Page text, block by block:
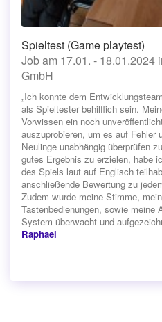
Spieltest (Game playtest)
Job am 17.01. - 18.01.2024
GmbH
„Ich konnte dem
als Spieltester behilflich sein.
Vorwissen ein noch
auszuprobieren, um es auf Fehler
Neulinge unabhängig überprüfen
gutes Ergebnis zu erzielen, habe
des Spiels laut auf Englisch
anschließende Bewertung zu
Zudem wurde meine Stimme,
Tastenbedienungen, sowie meine
System überwacht und
Raphael